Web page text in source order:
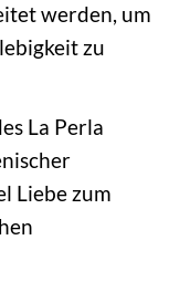
werden, um
zu
La Perla
Liebe zum